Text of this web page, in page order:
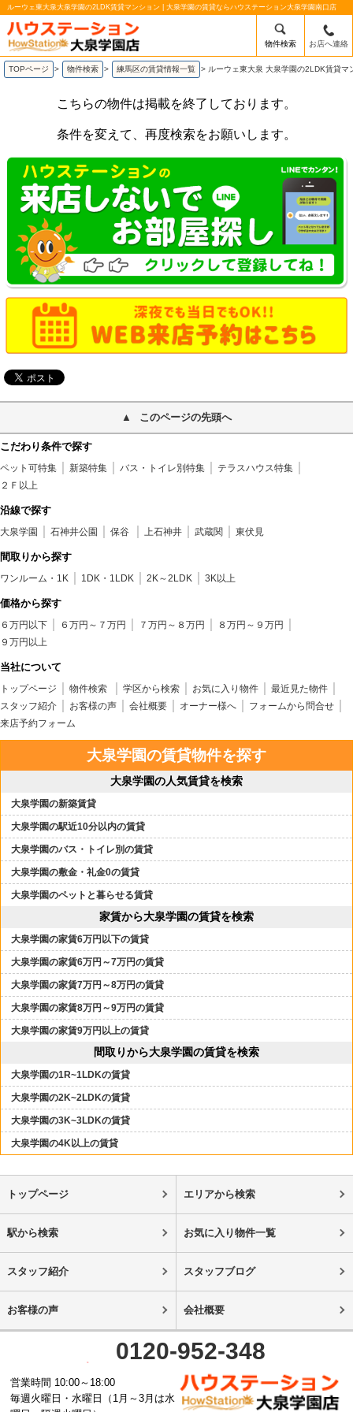
ルーウェ東大泉大泉学園の2LDK賃貸マンション | 大泉学園の賃貸ならハウステーション大泉学園南口店
物件検索 お店へ連絡
TOPページ > 物件検索 > 練馬区の賃貸情報一覧 > ルーウェ東大泉 大泉学園の2LDK賃貸マ
こちらの物件は掲載を終了しております。
条件を変えて、再度検索をお願いします。
このページの先頭へ
こだわり条件で探す
ペット可特集 新築特集 バス・トイレ別特集
テラスハウス特集
２Ｆ以上
沿線で探す
大泉学園 石神井公園 保谷 上石神井 武蔵関 東伏見
間取りから探す
ワンルーム・1K 1DK・1LDK 2K～2LDK 3K以上
価格から探す
６万円以下 ６万円～７万円 ７万円～８万円
８万円～９万円
９万円以上
当社について
トップページ 物件検索 学区から検索 お気に入り物件
最近見た物件
スタッフ紹介
お客様の声 会社概要 オーナー様へ
フォームから問合せ
来店予約フォーム
大泉学園の賃貸物件を探す
大泉学園の人気賃貸を検索
大泉学園の新築賃貸
大泉学園の駅近10分以内の賃貸
大泉学園のバス・トイレ別の賃貸
大泉学園の敷金・礼金0の賃貸
大泉学園のペットと暮らせる賃貸
家賃から大泉学園の賃貸を検索
大泉学園の家賃6万円以下の賃貸
大泉学園の家賃6万円～7万円の賃貸
大泉学園の家賃7万円～8万円の賃貸
大泉学園の家賃8万円～9万円の賃貸
大泉学園の家賃9万円以上の賃貸
間取りから大泉学園の賃貸を検索
大泉学園の1R~1LDKの賃貸
大泉学園の2K~2LDKの賃貸
大泉学園の3K~3LDKの賃貸
大泉学園の4K以上の賃貸
トップページ エリアから検索
駅から検索 お気に入り物件一覧
スタッフ紹介 スタッフブログ
お客様の声 会社概要
0120-952-348
営業時間 10:00～18:00
毎週火曜日・水曜日（1月～3月は水